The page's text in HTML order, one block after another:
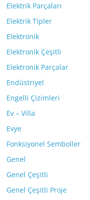
Elektrik Parçaları
Elektrik Tipler
Elektronik
Elektronik Çeşitli
Elektronik Parçalar
Endüstriyel
Engelli Çizimleri
Ev – Villa
Evye
Fonksiyonel Semboller
Genel
Genel Çeşitli
Genel Çeşitli Proje